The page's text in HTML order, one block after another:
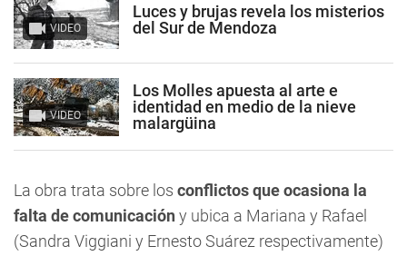
VIDEO
Luces y brujas revela los misterios
del Sur de Mendoza
VIDEO
Los Molles apuesta al arte e
identidad en medio de la nieve
malargüina
La obra trata sobre los conflictos que ocasiona la
falta de comunicación y ubica a Mariana y Rafael
(Sandra Viggiani y Ernesto Suárez respectivamente)